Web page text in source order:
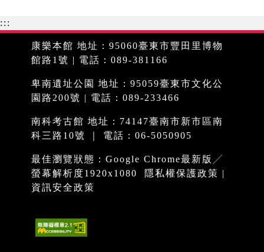
:::
康樂本館 地址：95060臺東市豐田里博物
館路1號 | 電話：089-381166
卑南遺址公園 地址：95059臺東市文化公
園路200號 | 電話：089-233466
南科考古館 地址：74147臺南市新市區南
科三路10號 ｜ 電話：06-5050905
最佳瀏覽狀態：Google Chrome最新版╱
螢幕解析度1920x1080
隱私權保護政策 |
資訊安全政策